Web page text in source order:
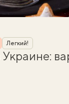
Легкий!